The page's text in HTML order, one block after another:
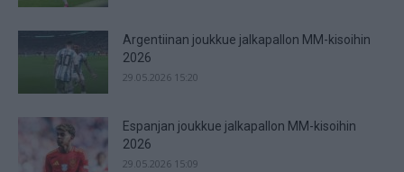
Argentiinan joukkue jalkapallon MM-kisoihin
2026
29.05.2026 15:20
Espanjan joukkue jalkapallon MM-kisoihin
2026
29.05.2026 15:09